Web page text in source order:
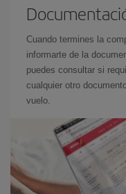
Cuando termines la
informarte de la
puedes consultar si
cualquier otro
vuelo.